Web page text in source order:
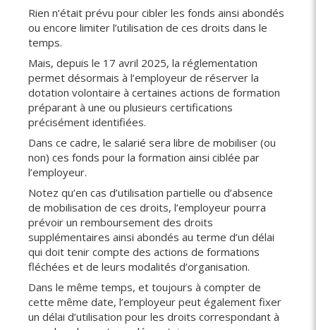
Rien n’était prévu pour cibler les fonds ainsi abondés
ou encore limiter l’utilisation de ces droits dans le
temps.
Mais, depuis le 17 avril 2025, la réglementation
permet désormais à l’employeur de réserver la
dotation volontaire à certaines actions de formation
préparant à une ou plusieurs certifications
précisément identifiées.
Dans ce cadre, le salarié sera libre de mobiliser (ou
non) ces fonds pour la formation ainsi ciblée par
l’employeur.
Notez qu’en cas d’utilisation partielle ou d’absence
de mobilisation de ces droits, l’employeur pourra
prévoir un remboursement des droits
supplémentaires ainsi abondés au terme d’un délai
qui doit tenir compte des actions de formations
fléchées et de leurs modalités d’organisation.
Dans le même temps, et toujours à compter de
cette même date, l’employeur peut également fixer
un délai d’utilisation pour les droits correspondant à